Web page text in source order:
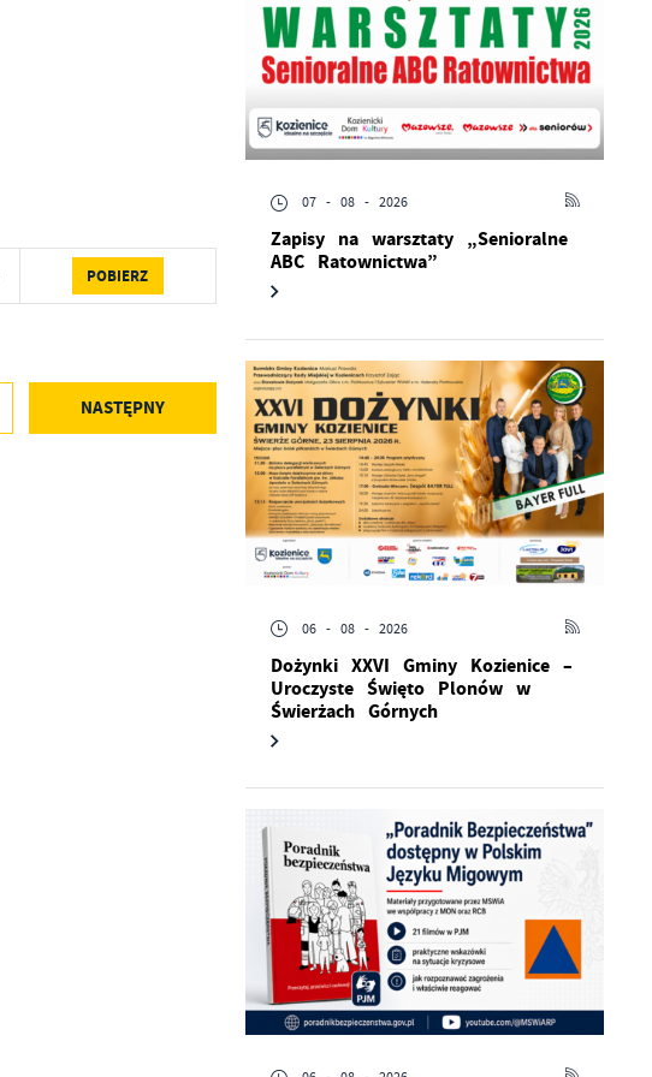
POBIERZ
NASTĘPNY
07 - 08 - 2026
Zapisy na warsztaty „Senioralne
ABC Ratownictwa”
06 - 08 - 2026
Dożynki XXVI Gminy Kozienice –
Uroczyste Święto Plonów w
Świerżach Górnych